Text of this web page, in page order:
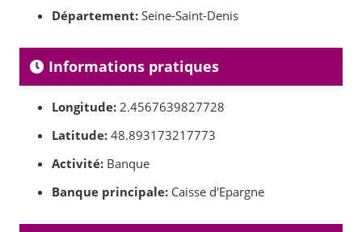
Département: Seine-Saint-Denis
Informations pratiques
Longitude: 2.4567639827728
Latitude: 48.893173217773
Activité: Banque
Banque principale: Caisse d'Epargne